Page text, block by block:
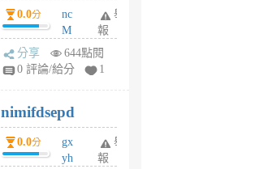
0.0分
nc
M
U
F
U
5
個
月
舉
報
分享
644點閱
0 評論/給分
1
nimifdsepd
0.0分
gx
yh
舉
報